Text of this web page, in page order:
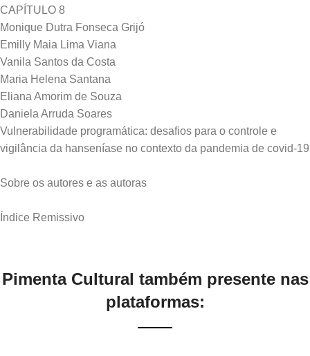
CAPÍTULO 8
Monique Dutra Fonseca Grijó
Emilly Maia Lima Viana
Vanila Santos da Costa
Maria Helena Santana
Eliana Amorim de Souza
Daniela Arruda Soares
Vulnerabilidade programática: desafios para o controle e
vigilância da hanseníase no contexto da pandemia de covid-19
Sobre os autores e as autoras
Pimenta Cultural também presente nas
plataformas: